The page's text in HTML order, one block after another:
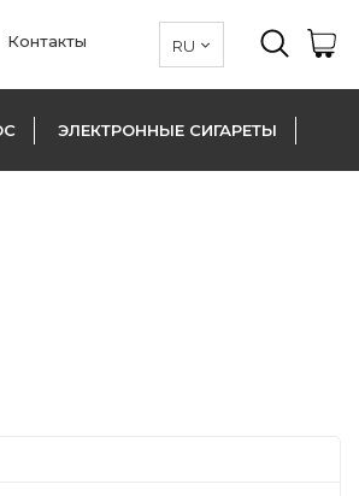
Контакты
ЭЛЕКТРОННЫЕ СИГАРЕТЫ